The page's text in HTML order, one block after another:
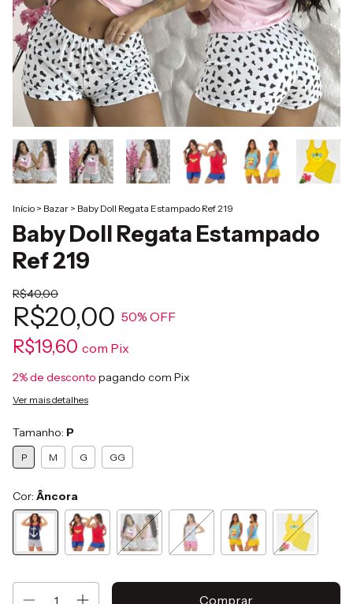
Início > Bazar > Baby Doll Regata Estampado Ref 219
Baby Doll Regata Estampado
Ref 219
R$40,00
R$20,00 50% OFF
R$19,60 com Pix
2% de desconto pagando com Pix
Ver mais detalhes
Tamanho: P
P M G GG
Cor: Âncora